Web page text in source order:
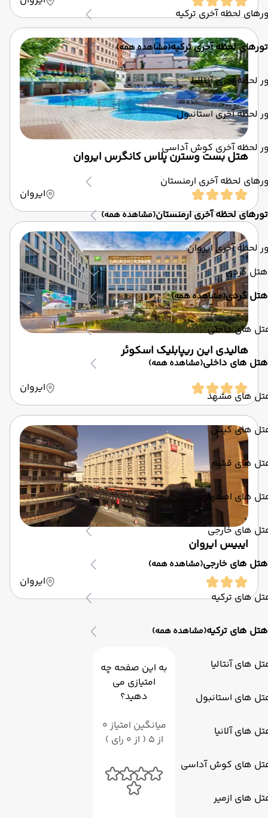
لحظه آخری ترکیه
تورهای لحظه آخری ترکیه(مشاهده همه)
لحظه آخری آنتالیا
لحظه آخری استانبول
لحظه آخری کوش آداسی
لحظه آخری ارمنستان
تورهای لحظه آخری ارمنستان(مشاهده همه)
لحظه آخری ایروان
هتل گردی
هتل گردی(مشاهده همه)
های داخلی
هتل های داخلی(مشاهده همه)
های مشهد
های کیش
های قشم
های اصفهان
های خارجی
هتل های خارجی(مشاهده همه)
های ترکیه
هتل های ترکیه(مشاهده همه)
های آنتالیا
های استانبول
های آلانیا
های کوش آداسی
های ازمیر
هتل بست وسترن پلاس کانگرس ایروان
ایروان
هالیدی این ریپابلیک اسکوئر
ایروان
ایبیس ایروان
ایروان
به این صفحه چه
امتیازی می
دهید؟
میانگین امتیاز 0
از 5 ( از 0 رای )